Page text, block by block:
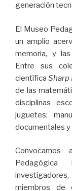
generación
El Museo
un amplio
memoria, y
Entre sus
científicaSharp
de las
disciplinas
juguetes;
documentales
Pedagógica
miembros de